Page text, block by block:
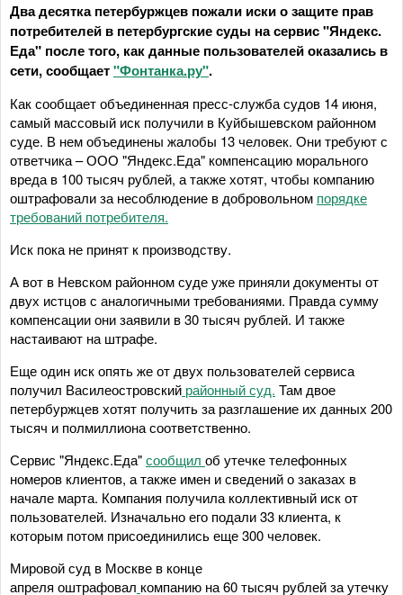
Два десятка петербуржцев пожали иски о защите прав
потребителей в петербургские суды на сервис "Яндекс.
Еда" после того, как данные пользователей оказались в
сети, сообщает"Фонтанка.ру".
Как сообщает объединенная пресс-служба судов 14 июня,
самый массовый иск получили в Куйбышевском районном
суде. В нем объединены жалобы 13 человек. Они требуют с
ответчика – ООО "Яндекс.Еда" компенсацию морального
вреда в 100 тысяч рублей, а также хотят, чтобы компанию
оштрафовали за несоблюдение в добровольном порядке
требований потребителя.
Иск пока не принят к производству.
А вот в Невском районном суде уже приняли документы от
двух истцов с аналогичными требованиями. Правда сумму
компенсации они заявили в 30 тысяч рублей. И также
настаивают на штрафе.
Еще один иск опять же от двух пользователей сервиса
получил Василеостровский районный суд. Там двое
петербуржцев хотят получить за разглашение их данных 200
тысяч и полмиллиона соответственно.
Сервис "Яндекс.Еда"сообщил об утечке телефонных
номеров клиентов, а также имен и сведений о заказах в
начале марта. Компания получила коллективный иск от
пользователей. Изначально его подали 33 клиента, к
которым потом присоединились еще 300 человек.
Мировой суд в Москве в конце
апреля оштрафовал компанию на 60 тысяч рублей за утечку